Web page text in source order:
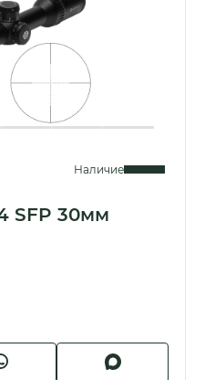
Наличие
SFP 30мм